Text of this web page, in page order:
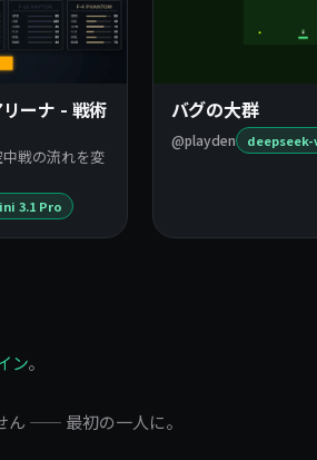
ーナ - 戦術
戦の流れを変
3.1 Pro
バグの大群
@playden deepseek-
ン。
ん —— 最初の一人に。